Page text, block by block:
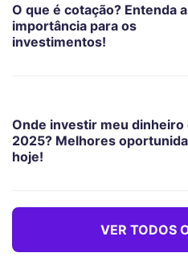
O que é cotação? Entenda a
importância para os
investimentos!
Onde investir meu dinheiro
2025? Melhores
hoje!
VER TODOS